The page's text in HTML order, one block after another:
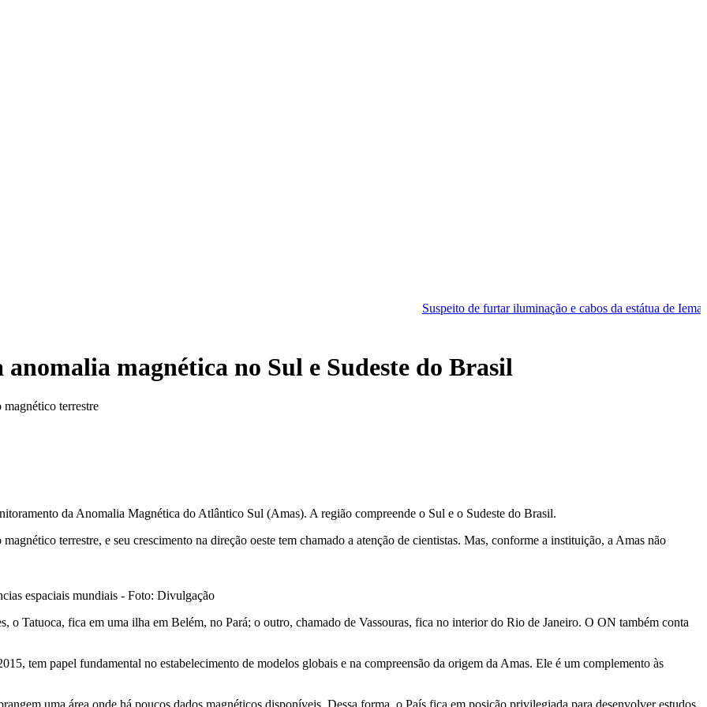
Suspeito de furtar iluminação e cabos da estátua de Iemanjá é preso em
magnética no Sul e Sudeste do Brasil
terrestre
da Anomalia Magnética do Atlântico Sul (Amas). A região compreende o Sul e o Sudeste do Brasil.
terrestre, e seu crescimento na direção oeste tem chamado a atenção de cientistas. Mas, conforme a instituição, a Amas não
espaciais mundiais - Foto: Divulgação
o Tatuoca, fica em uma ilha em Belém, no Pará; o outro, chamado de Vassouras, fica no interior do Rio de Janeiro. O ON também conta
tem papel fundamental no estabelecimento de modelos globais e na compreensão da origem da Amas. Ele é um complemento às
uma área onde há poucos dados magnéticos disponíveis. Dessa forma, o País fica em posição privilegiada para desenvolver estudos